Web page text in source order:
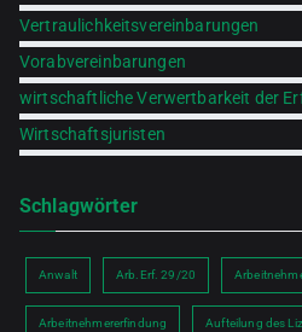
Vertraulichkeitsvereinbarungen
Vorabvereinbarungen
wirtschaftliche Verwertbarkeit der
Wirtschaftsjuristen
Schlagwörter
Anwalt Arb.Erf. 29/20
Arbeitnehmererfindung Aufteilung des